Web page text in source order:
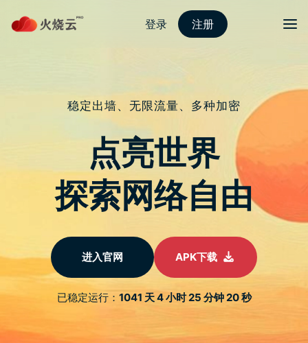
至
正
文 protonvpn下载
手拿 iPhone 的你知道『 仿生 』晶片是什麽
意思吗？命名原因其实超单纯
发表评论